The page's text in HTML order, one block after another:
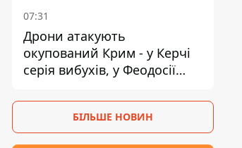
07:31
Дрони атакують
окупований Крим - у Керчі
серія вибухів, у Феодосії
БІЛЬШЕ НОВИН